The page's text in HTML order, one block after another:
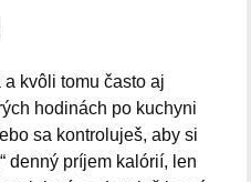
kvôli tomu často aj
hodinách po kuchyni
sa kontroluješ, aby si
denný príjem kalórií, len